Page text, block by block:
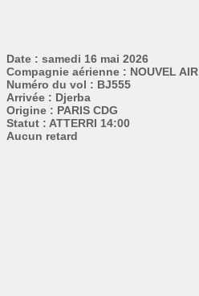
Date : samedi 16 mai 2026
Compagnie aérienne : NOUVEL AIR
Numéro du vol : BJ555
Arrivée : Djerba
Origine : PARIS CDG
Statut : ATTERRI 14:00
Aucun retard